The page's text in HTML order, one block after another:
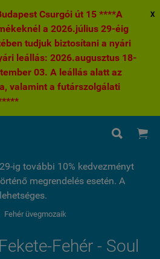
Csurgói út 15 ****A
a 2026.július 29-éig
tudjuk biztosítani a nyári
leállás: 2026.augusztus 18-
03. A leállás alatt az
valamint a futárszolgálati
X
 
ig további 10% kedvezményt
megrendelés esetén. A
Fehér üvegmozaik
Fehér - Soul